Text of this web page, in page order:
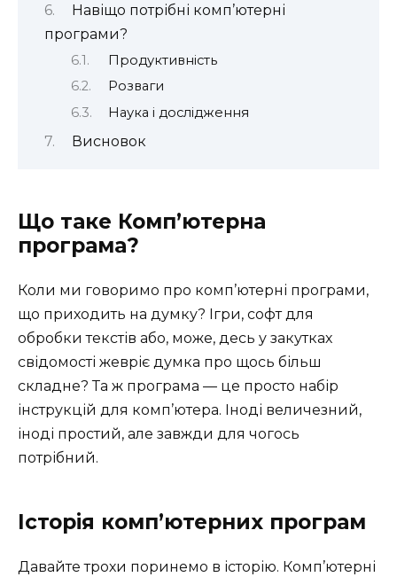
Навіщо потрібні комп’ютерні
програми?
Продуктивність
Розваги
Наука і дослідження
Висновок
Що таке Комп’ютерна
програма?
Коли ми говоримо про комп’ютерні програми,
що приходить на думку? Ігри, софт для
обробки текстів або, може, десь у закутках
свідомості жевріє думка про щось більш
складне? Та ж програма — це просто набір
інструкцій для комп’ютера. Іноді величезний,
іноді простий, але завжди для чогось
потрібний.
Історія комп’ютерних програм
Давайте трохи поринемо в історію. Комп’ютерні